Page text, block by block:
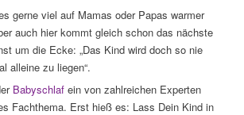
gerne viel auf Mamas oder Papas warmer
auch hier kommt gleich schon das nächste
um die Ecke: „Das Kind wird doch so nie
alleine zu liegen“.
Babyschlafein von zahlreichen Experten
Fachthema. Erst hieß es: Lass Dein Kind in